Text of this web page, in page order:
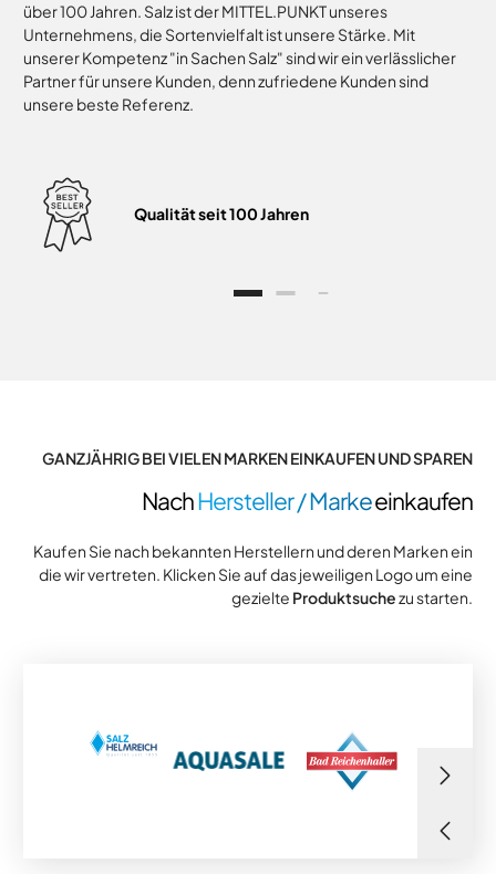
über 100 Jahren. Salz ist der MITTEL.PUNKT unseres
Unternehmens, die Sortenvielfalt ist unsere Stärke. Mit
unserer Kompetenz "in Sachen Salz" sind wir ein verlässlicher
Partner für unsere Kunden, denn zufriedene Kunden sind
unsere beste Referenz.
Qualität seit 100 Jahren
GANZJÄHRIG BEI VIELEN MARKEN EINKAUFEN UND SPAREN
NachHersteller / Markeeinkaufen
Kaufen Sie nach bekannten Herstellern und deren Marken ein
die wir vertreten. Klicken Sie auf das jeweiligen Logo um eine
gezielte Produktsuchezu starten.